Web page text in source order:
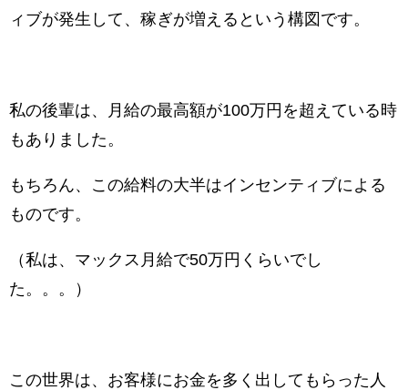
ィブが発生して、稼ぎが増えるという構図です。
私の後輩は、月給の最高額が100万円を超えている時
もありました。
もちろん、この給料の大半はインセンティブによる
ものです。
（私は、マックス月給で50万円くらいでし
た。。。）
この世界は、お客様にお金を多く出してもらった人